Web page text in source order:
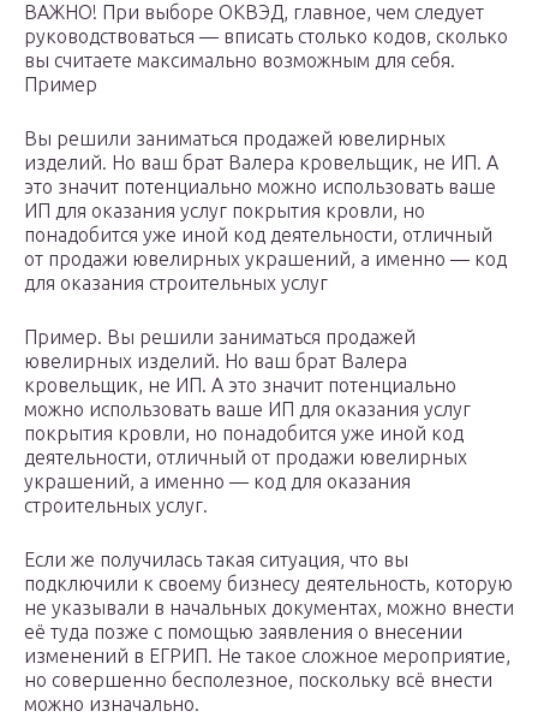
ВАЖНО! При выборе ОКВЭД, главное, чем следует
руководствоваться — вписать столько кодов, сколько
вы считаете максимально возможным для себя.
Пример
Вы решили заниматься продажей ювелирных
изделий. Но ваш брат Валера кровельщик, не ИП. А
это значит потенциально можно использовать ваше
ИП для оказания услуг покрытия кровли, но
понадобится уже иной код деятельности, отличный
от продажи ювелирных украшений, а именно — код
для оказания строительных услуг
Пример. Вы решили заниматься продажей
ювелирных изделий. Но ваш брат Валера
кровельщик, не ИП. А это значит потенциально
можно использовать ваше ИП для оказания услуг
покрытия кровли, но понадобится уже иной код
деятельности, отличный от продажи ювелирных
украшений, а именно — код для оказания
строительных услуг.
Если же получилась такая ситуация, что вы
подключили к своему бизнесу деятельность, которую
не указывали в начальных документах, можно внести
её туда позже с помощью заявления о внесении
изменений в ЕГРИП. Не такое сложное мероприятие,
но совершенно бесполезное, поскольку всё внести
можно изначально.